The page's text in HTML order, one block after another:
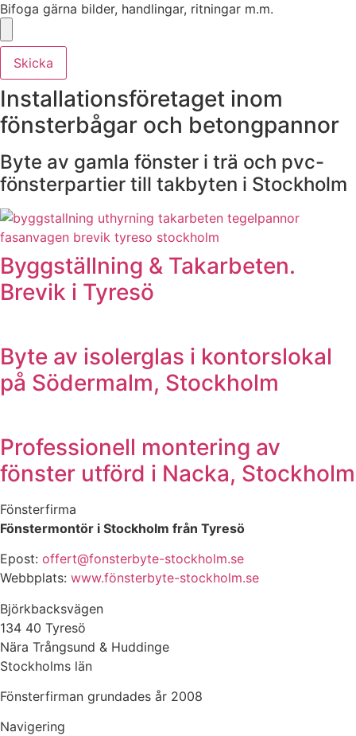
Bifoga gärna bilder, handlingar, ritningar m.m.
Skicka
Installationsföretaget inom
fönsterbågar och betongpannor
Byte av gamla fönster i trä och pvc-
fönsterpartier till takbyten i Stockholm
Byggställning & Takarbeten.
Brevik i Tyresö
Byte av isolerglas i kontorslokal
på Södermalm, Stockholm
Professionell montering av
fönster utförd i Nacka, Stockholm
Fönsterfirma
Fönstermontör i Stockholm från Tyresö
Epost: offert@fonsterbyte-stockholm.se
Webbplats: www.fönsterbyte-stockholm.se
Björkbacksvägen
134 40 Tyresö
Nära Trångsund & Huddinge
Stockholms län
Fönsterfirman grundades år 2008
Navigering